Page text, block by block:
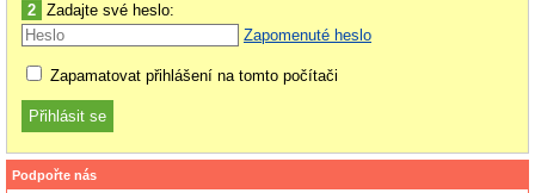
2 Zadajte své heslo:
Zapomenuté heslo
Zapamatovat přihlášení na tomto počítači
Podpořte nás